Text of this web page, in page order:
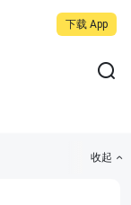
下载 App
收起